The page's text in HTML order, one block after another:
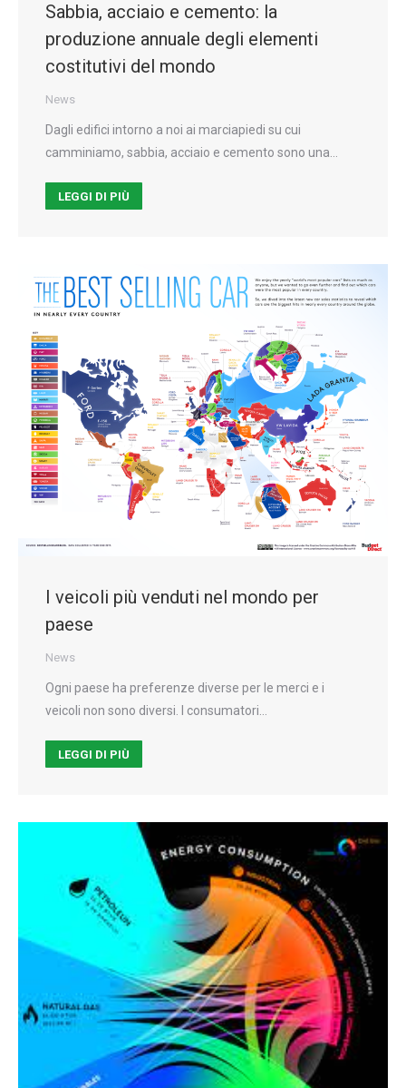
Sabbia, acciaio e cemento: la
produzione annuale degli elementi
costitutivi del mondo
News
Dagli edifici intorno a noi ai marciapiedi su cui
camminiamo, sabbia, acciaio e cemento sono una…
LEGGI DI PIÙ
I veicoli più venduti nel mondo per
paese
News
Ogni paese ha preferenze diverse per le merci e i
veicoli non sono diversi. I consumatori…
LEGGI DI PIÙ